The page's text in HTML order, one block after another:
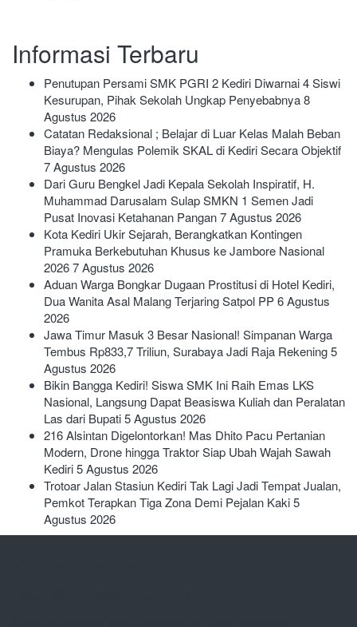
Informasi Terbaru
Penutupan Persami SMK PGRI 2 Kediri Diwarnai 4 Siswi
Kesurupan, Pihak Sekolah Ungkap Penyebabnya8
Agustus 2026
Catatan Redaksional ; Belajar di Luar Kelas Malah Beban
Biaya? Mengulas Polemik SKAL di Kediri Secara Objektif
7 Agustus 2026
Dari Guru Bengkel Jadi Kepala Sekolah Inspiratif, H.
Muhammad Darusalam Sulap SMKN 1 Semen Jadi
Pusat Inovasi Ketahanan Pangan7 Agustus 2026
Kota Kediri Ukir Sejarah, Berangkatkan Kontingen
Pramuka Berkebutuhan Khusus ke Jambore Nasional
20267 Agustus 2026
Aduan Warga Bongkar Dugaan Prostitusi di Hotel Kediri,
Dua Wanita Asal Malang Terjaring Satpol PP6 Agustus
2026
Jawa Timur Masuk 3 Besar Nasional! Simpanan Warga
Tembus Rp833,7 Triliun, Surabaya Jadi Raja Rekening5
Agustus 2026
Bikin Bangga Kediri! Siswa SMK Ini Raih Emas LKS
Nasional, Langsung Dapat Beasiswa Kuliah dan Peralatan
Las dari Bupati5 Agustus 2026
216 Alsintan Digelontorkan! Mas Dhito Pacu Pertanian
Modern, Drone hingga Traktor Siap Ubah Wajah Sawah
Kediri5 Agustus 2026
Trotoar Jalan Stasiun Kediri Tak Lagi Jadi Tempat Jualan,
Pemkot Terapkan Tiga Zona Demi Pejalan Kaki5
Agustus 2026